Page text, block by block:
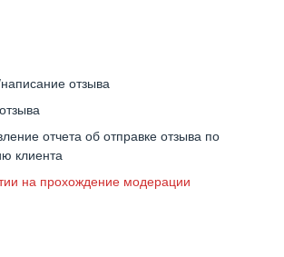
отзыва
отчета об отправке отзыва по
клиента
на прохождение модерации